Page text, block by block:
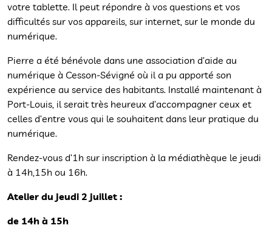
votre tablette. Il peut répondre à vos questions et vos
difficultés sur vos appareils, sur internet, sur le monde du
numérique.
Pierre a été bénévole dans une association d’aide au
numérique à Cesson-Sévigné où il a pu apporté son
expérience au service des habitants. Installé maintenant à
Port-Louis, il serait très heureux d’accompagner ceux et
celles d’entre vous qui le souhaitent dans leur pratique du
numérique.
Rendez-vous d’1h sur inscription à la médiathèque le jeudi
à 14h,15h ou 16h.
Atelier du jeudi 2 juillet :
de 14h à 15h